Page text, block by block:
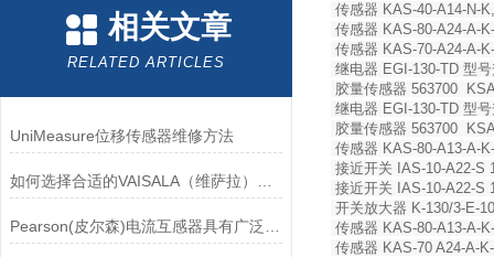
相关文章
RELATED ARTICLES
UniMeasure位移传感器维修方法
传感器 KAS-40-A14-N-
传感器 KAS-80-A24-A-
传感器 KAS-70-A24-A-
继电器 EGI-130-TD 型
胶量传感器 563700
继电器 EGI-130-TD 型
胶量传感器 563700
传感器 KAS-80-A13-A-
接近开关 IAS-10-A22-S
接近开关 IAS-10-A22-S
开关放大器 K-130/3-E-10
传感器 KAS-80-A13-A-
传感器 KAS-70 A24-A-